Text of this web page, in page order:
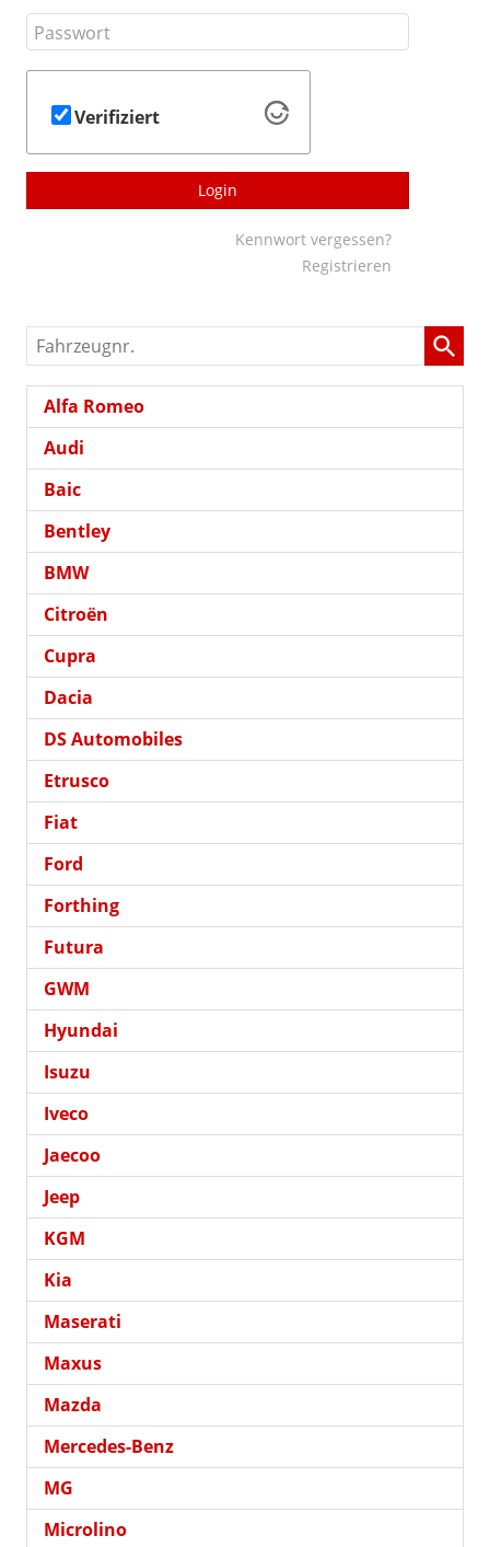
Verifiziert
Login
Kennwort vergessen?
Registrieren
Fahrzeugnr.
Alfa Romeo
Audi
Baic
Bentley
BMW
Citroën
Cupra
Dacia
DS Automobiles
Etrusco
Fiat
Ford
Forthing
Futura
GWM
Hyundai
Isuzu
Iveco
Jaecoo
Jeep
KGM
Kia
Maserati
Maxus
Mazda
Mercedes-Benz
MG
Microlino